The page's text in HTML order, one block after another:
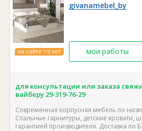
на сайте >5 лет
givanamebel_by
мои работы
для консультации или заказа
вайберу 29-319-76-29
Современная корпусная мебель по
Спальные гарнитуры, детские кровати,
гарантией производителя. Доставка по